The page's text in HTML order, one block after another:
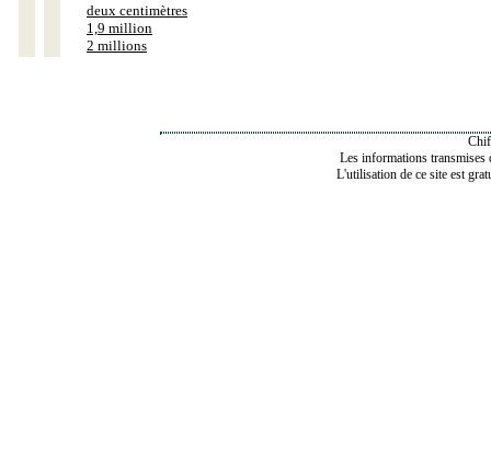
deux centimètres
1,9 million
2 millions
Les informations transmises
L'utilisation de ce site est